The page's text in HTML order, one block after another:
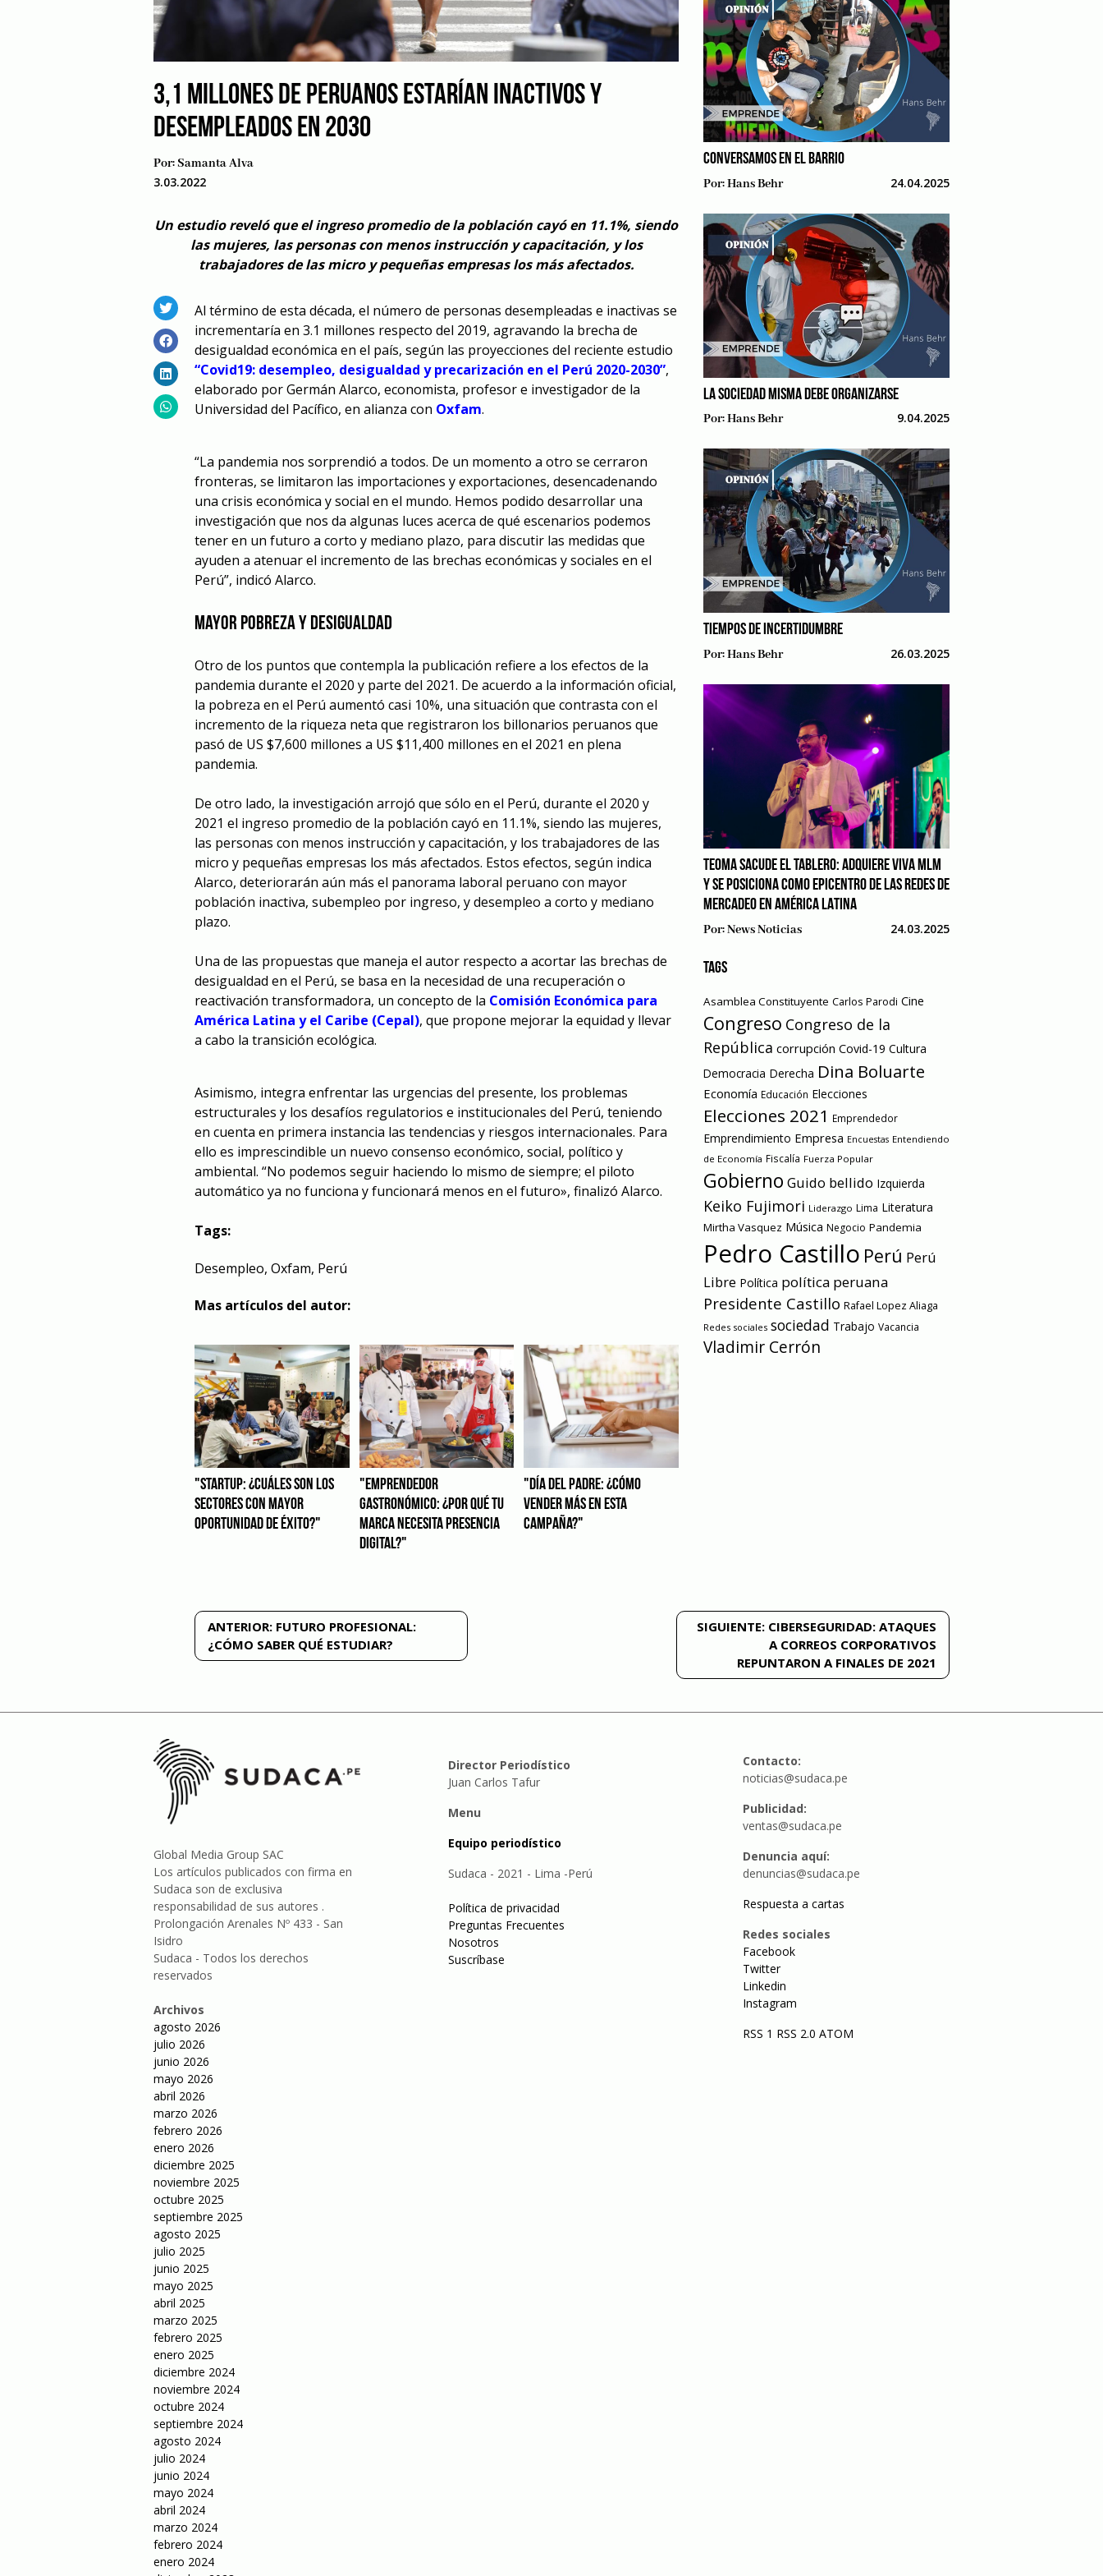
3,1 MILLONES DE PERUANOS ESTARÍAN INACTIVOS Y
DESEMPLEADOS EN 2030
Por:Samanta Alva
3.03.2022
Un estudio reveló que el ingreso promedio de la población cayó en 11.1%, siendo
las mujeres, las personas con menos instrucción y capacitación, y los
trabajadores de las micro y pequeñas empresas los más afectados.
Al término de esta década, el número de personas desempleadas e inactivas se
incrementaría en 3.1 millones respecto del 2019, agravando la brecha de
desigualdad económica en el país, según las proyecciones del reciente estudio
“Covid19: desempleo, desigualdad y precarización en el Perú 2020-2030”,
elaborado por Germán Alarco, economista, profesor e investigador de la
Universidad del Pacífico, en alianza con Oxfam.
“La pandemia nos sorprendió a todos. De un momento a otro se cerraron
fronteras, se limitaron las importaciones y exportaciones, desencadenando
una crisis económica y social en el mundo. Hemos podido desarrollar una
investigación que nos da algunas luces acerca de qué escenarios podemos
tener en un futuro a corto y mediano plazo, para discutir las medidas que
ayuden a atenuar el incremento de las brechas económicas y sociales en el
Perú”, indicó Alarco.
Mayor pobreza y desigualdad
Otro de los puntos que contempla la publicación refiere a los efectos de la
pandemia durante el 2020 y parte del 2021. De acuerdo a la información oficial,
la pobreza en el Perú aumentó casi 10%, una situación que contrasta con el
incremento de la riqueza neta que registraron los billonarios peruanos que
pasó de US $7,600 millones a US $11,400 millones en el 2021 en plena
pandemia.
De otro lado, la investigación arrojó que sólo en el Perú, durante el 2020 y
2021 el ingreso promedio de la población cayó en 11.1%, siendo las mujeres,
las personas con menos instrucción y capacitación, y los trabajadores de las
micro y pequeñas empresas los más afectados. Estos efectos, según indica
Alarco, deteriorarán aún más el panorama laboral peruano con mayor
población inactiva, subempleo por ingreso, y desempleo a corto y mediano
plazo.
Una de las propuestas que maneja el autor respecto a acortar las brechas de
desigualdad en el Perú, se basa en la necesidad de una recuperación o
reactivación transformadora, un concepto de la Comisión Económica para
América Latina y el Caribe (Cepal), que propone mejorar la equidad y llevar
a cabo la transición ecológica.
Asimismo, integra enfrentar las urgencias del presente, los problemas
estructurales y los desafíos regulatorios e institucionales del Perú, teniendo
en cuenta en primera instancia las tendencias y riesgos internacionales. Para
ello es imprescindible un nuevo consenso económico, social, político y
ambiental. “No podemos seguir haciendo lo mismo de siempre; el piloto
automático ya no funciona y funcionará menos en el futuro», finalizó Alarco.
Tags:
Desempleo, Oxfam, Perú
Mas artículos del autor:
"STARTUP: ¿CUÁLES SON LOS
SECTORES CON MAYOR
OPORTUNIDAD DE ÉXITO?"
"EMPRENDEDOR
GASTRONÓMICO: ¿POR QUÉ TU
MARCA NECESITA PRESENCIA
DIGITAL?"
"DÍA DEL PADRE: ¿CÓMO
VENDER MÁS EN ESTA
CAMPAÑA?"
CONVERSAMOS EN EL BARRIO
Por:Hans Behr 24.04.2025
LA SOCIEDAD MISMA DEBE ORGANIZARSE
Por:Hans Behr 9.04.2025
TIEMPOS DE INCERTIDUMBRE
Por:Hans Behr 26.03.2025
TEOMA SACUDE EL TABLERO: ADQUIERE VIVA MLM
Y SE POSICIONA COMO EPICENTRO DE LAS REDES DE
MERCADEO EN AMÉRICA LATINA
Por:News Noticias 24.03.2025
TAGS
Asamblea Constituyente Carlos Parodi Cine
Congreso Congreso de la
República corrupción Covid-19 Cultura
Democracia Derecha Dina Boluarte
Economía Educación Elecciones
Elecciones 2021 Emprendedor
Emprendimiento Empresa Encuestas Entendiendo
de Economía Fiscalía Fuerza Popular
Gobierno Guido bellido Izquierda
Keiko Fujimori Liderazgo Lima Literatura
Mirtha Vasquez Música Negocio Pandemia
Pedro Castillo Perú Perú
Libre Política política peruana
Presidente Castillo Rafael Lopez Aliaga
Redes sociales sociedad Trabajo Vacancia
Vladimir Cerrón
Navegación
de
ANTERIOR: FUTURO PROFESIONAL:
¿CÓMO SABER QUÉ ESTUDIAR?
SIGUIENTE: CIBERSEGURIDAD: ATAQUES
A CORREOS CORPORATIVOS
REPUNTARON A FINALES DE 2021
Global Media Group SAC
Los artículos publicados con firma en
Sudaca son de exclusiva
responsabilidad de sus autores .
Prolongación Arenales Nº 433 - San
Isidro
Sudaca - Todos los derechos
reservados
Archivos
agosto 2026
julio 2026
junio 2026
mayo 2026
abril 2026
marzo 2026
febrero 2026
enero 2026
diciembre 2025
noviembre 2025
octubre 2025
septiembre 2025
agosto 2025
julio 2025
junio 2025
mayo 2025
abril 2025
marzo 2025
febrero 2025
enero 2025
diciembre 2024
noviembre 2024
octubre 2024
septiembre 2024
agosto 2024
julio 2024
junio 2024
mayo 2024
abril 2024
marzo 2024
febrero 2024
enero 2024
Director Periodístico
Juan Carlos Tafur
Menu
Equipo periodístico
Sudaca - 2021 - Lima -Perú
Política de privacidad
Preguntas Frecuentes
Nosotros
Suscríbase
Contacto:
noticias@sudaca.pe
Publicidad:
ventas@sudaca.pe
Denuncia aquí:
denuncias@sudaca.pe
Respuesta a cartas
Redes sociales
Facebook
Twitter
Linkedin
Instagram
RSS 1 RSS 2.0 ATOM